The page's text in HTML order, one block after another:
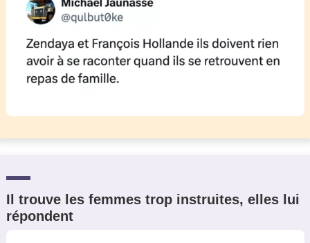
Il trouve les femmes trop instruites, elles lui
répondent